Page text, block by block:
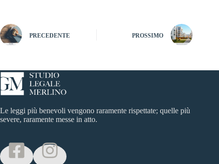
PRECEDENTE PROSSIMO
Le leggi più benevoli vengono raramente rispettate; quelle più
severe, raramente messe in atto.